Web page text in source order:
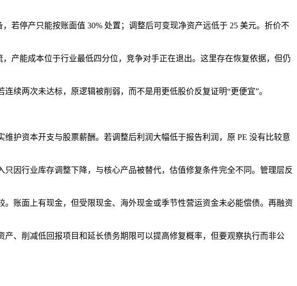
若停产只能按账面值 30% 处置；调整后可变现净资产远低于 25 美元。折价不
产能成本位于行业最低四分位，竞争对手正在退出。这里存在恢复依据，但仍
续两次未达标，原逻辑被削弱，而不是用更低股价反复证明“更便宜”。
护资本开支与股票薪酬。若调整后利润大幅低于报告利润，原 PE 没有比较意
因行业库存调整下降，与核心产品被替代，估值修复条件完全不同。管理层反
账面上有现金，但受限现金、海外现金或季节性营运资金未必能偿债。再融资
、削减低回报项目和延长债务期限可以提高修复概率，但要观察执行而非公